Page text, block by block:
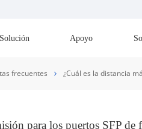
Solución Apoyo
frecuentes ¿Cuál es la distancia
para los puertos SFP de